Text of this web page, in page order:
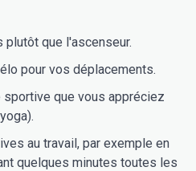
que l'ascenseur.
pour vos déplacements.
sportive que vous appréciez
au travail, par exemple en
quelques minutes toutes les